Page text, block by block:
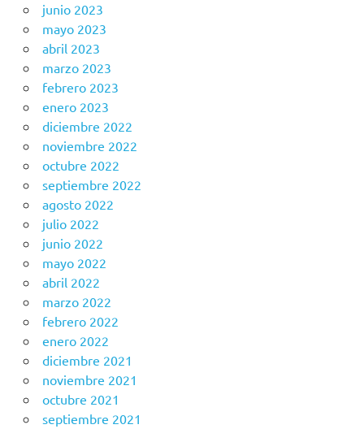
junio 2023
mayo 2023
abril 2023
marzo 2023
febrero 2023
enero 2023
diciembre 2022
noviembre 2022
octubre 2022
septiembre 2022
agosto 2022
julio 2022
junio 2022
mayo 2022
abril 2022
marzo 2022
febrero 2022
enero 2022
diciembre 2021
noviembre 2021
octubre 2021
septiembre 2021